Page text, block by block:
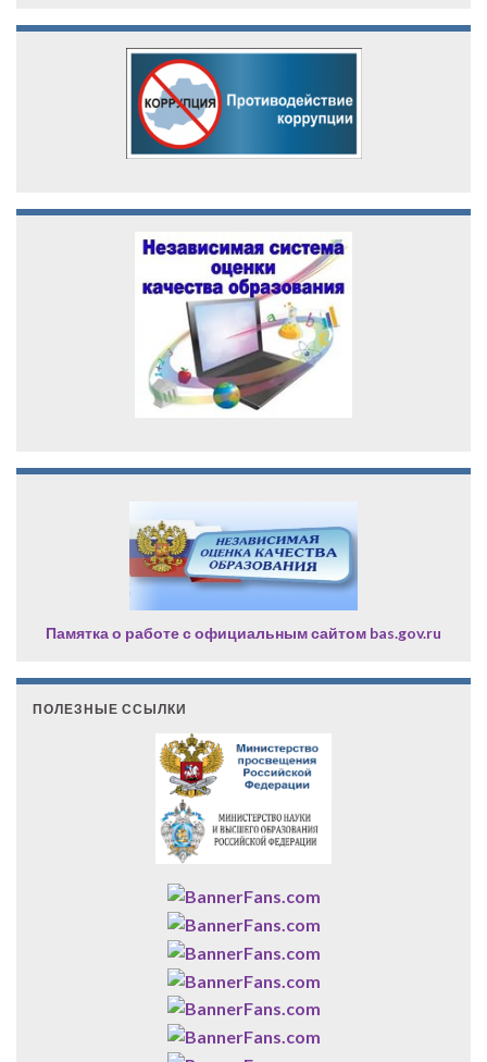
Памятка о работе с официальным сайтом bas.gov.ru
ПОЛЕЗНЫЕ ССЫЛКИ